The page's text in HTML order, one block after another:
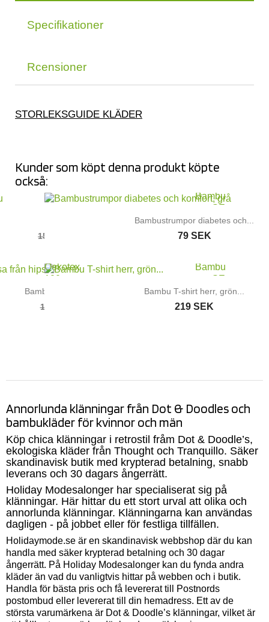
Specifikationer
Rcensioner
STORLEKSGUIDE KLÄDER
Kunder som köpt denna produkt köpte
också:
159 SEK
Bambustrumpor diabetes och...
79 SEK
Bambu damtrosa modell...
109 SEK
Bambu T-shirt herr, grön...
219 SEK
Annorlunda klänningar från Dot & Doodles och
bambukläder för kvinnor och män
Köp chica klänningar i retrostil fråm Dot & Doodle’s,
ekologiska kläder från Thought och Tranquillo. Säker
skandinavisk butik med krypterad betalning, snabb
leverans och 30 dagars ångerrätt.
Holiday Modesalonger har specialiserat sig på
klänningar. Här hittar du ett stort urval att olika och
annorlunda klänningar. Klänningarna kan användas
dagligen - på jobbet eller för festliga tillfällen.
Holidaymode.se är en skandinavisk webbshop där du kan
handla med säker krypterad betalning och 30 dagar
ångerrätt. På Holiday Modesalonger kan du fynda andra
kläder än vad du vanligtvis hittar på webben och i butik.
Handla för bästa pris och få levererat till Postnords
postombud eller levererat till din hemadress. Ett av de
största varumärkena är Dot & Doodle’s klänningar, vilket är